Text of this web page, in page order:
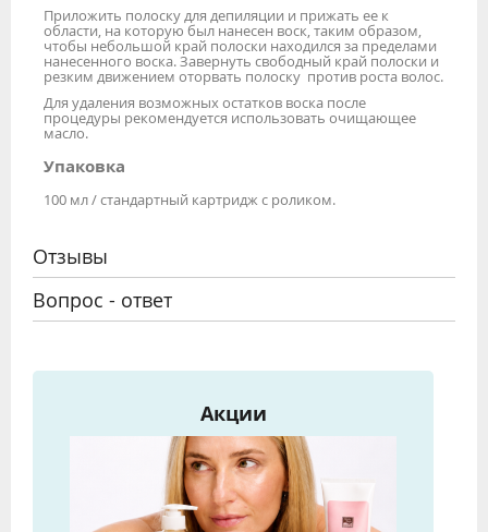
Приложить полоску для депиляции и прижать ее к
области, на которую был нанесен воск, таким образом,
чтобы небольшой край полоски находился за пределами
нанесенного воска. Завернуть свободный край полоски и
резким движением оторвать полоску против роста волос.
Для удаления возможных остатков воска после
процедуры рекомендуется использовать очищающее
масло.
Упаковка
100 мл / стандартный картридж с роликом.
Отзывы
Вопрос - ответ
Акции